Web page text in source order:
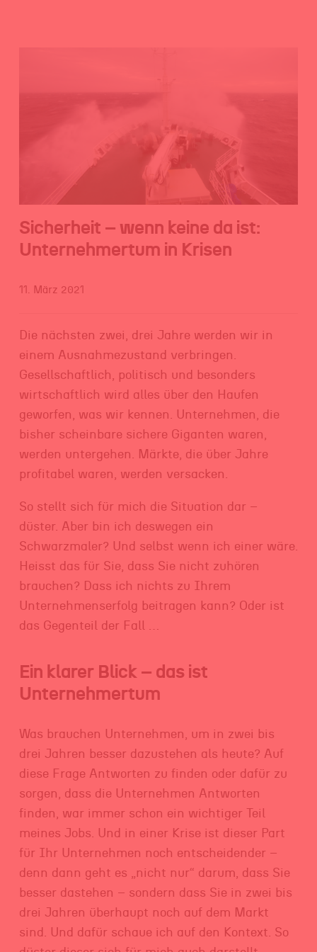
Sicherheit – wenn keine da ist:
Unternehmertum in Krisen
11. März 2021
Die nächsten zwei, drei Jahre werden wir in
einem Ausnahmezustand verbringen.
Gesellschaftlich, politisch und besonders
wirtschaftlich wird alles über den Haufen
geworfen, was wir kennen. Unternehmen, die
bisher scheinbare sichere Giganten waren,
werden untergehen. Märkte, die über Jahre
profitabel waren, werden versacken.
So stellt sich für mich die Situation dar –
düster. Aber bin ich deswegen ein
Schwarzmaler? Und selbst wenn ich einer wäre.
Heisst das für Sie, dass Sie nicht zuhören
brauchen? Dass ich nichts zu Ihrem
Unternehmenserfolg beitragen kann? Oder ist
das Gegenteil der Fall …
Ein klarer Blick – das ist
Unternehmertum
Was brauchen Unternehmen, um in zwei bis
drei Jahren besser dazustehen als heute? Auf
diese Frage Antworten zu finden oder dafür zu
sorgen, dass die Unternehmen Antworten
finden, war immer schon ein wichtiger Teil
meines Jobs. Und in einer Krise ist dieser Part
für Ihr Unternehmen noch entscheidender –
denn dann geht es „nicht nur“ darum, dass Sie
besser dastehen – sondern dass Sie in zwei bis
drei Jahren überhaupt noch auf dem Markt
sind. Und dafür schaue ich auf den Kontext. So